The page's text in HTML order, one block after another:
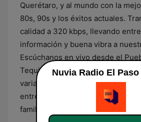
Querétaro, y al mundo con la
80s, 90s y los éxitos actuales.
calidad a 320 kbps, llevando
información y buena vibra a
Escúchanos en vivo desde el
Tequisquiapan y disfruta de una
variada que combina música,
entrevistas y programas
familia. Una emisora de Creativa